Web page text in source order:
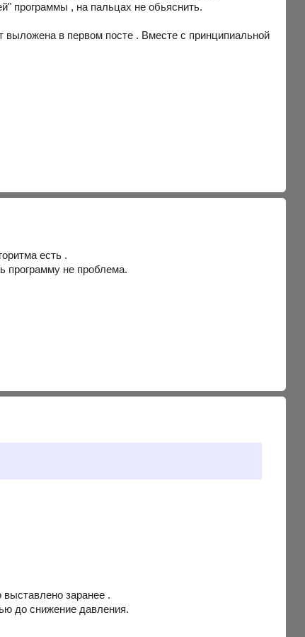
программы , на пальцах не обьяснить.
в первом посте . Вместе с принципиальной
есть .
программу не проблема.
заранее .
до снижение давления.